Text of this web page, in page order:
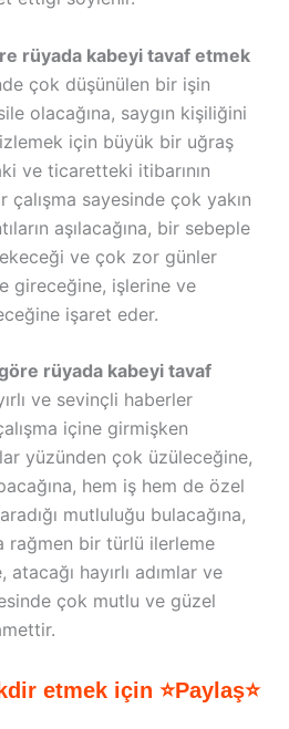
rüyada kabeyi tavaf etmek
çok düşünülen bir işin
olacağına, saygın kişiliğini
için büyük bir uğraş
ve ticaretteki itibarının
çalışma sayesinde çok yakın
aşılacağına, bir sebeple
ve çok zor günler
gireceğine, işlerine ve
işaret eder.
rüyada kabeyi tavaf
ve sevinçli haberler
içine girmişken
yüzünden çok üzüleceğine,
hem iş hem de özel
mutluluğu bulacağına,
rağmen bir türlü ilerleme
hayırlı adımlar ve
çok mutlu ve güzel
etmek için ⭐Paylaş⭐